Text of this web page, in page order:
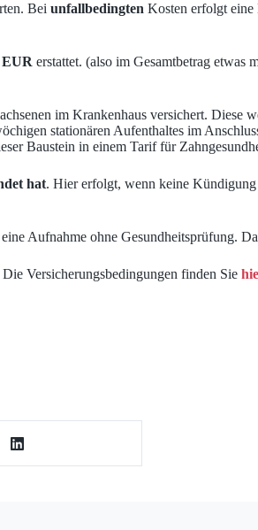
Bei unfallbedingten Kosten erfolgt
EUR erstattet. (also im Gesamtbetrag etwas
im Krankenhaus versichert. Diese
stationären Aufenthaltes im
Baustein in einem Tarif für
hat. Hier erfolgt, wenn keine
Aufnahme ohne Gesundheitsprüfung.
Versicherungsbedingungen finden Sie